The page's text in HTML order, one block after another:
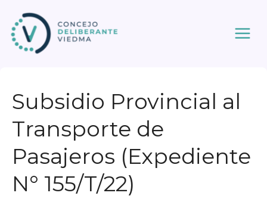
contenido
Subsidio Provincial al
Transporte de
Pasajeros (Expediente
N° 155/T/22)